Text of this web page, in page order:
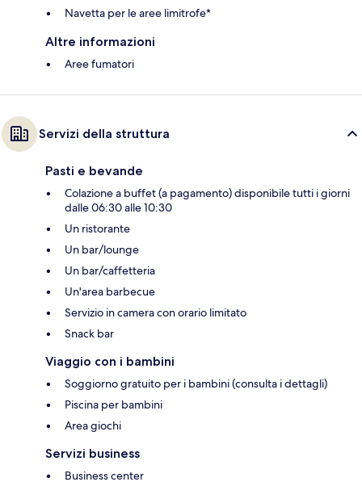
Navetta per le aree limitrofe*
Altre informazioni
Aree fumatori
Servizi della struttura
Pasti e bevande
Colazione a buffet (a pagamento) disponibile tutti i giorni
dalle 06:30 alle 10:30
Un ristorante
Un bar/lounge
Un bar/caffetteria
Un'area barbecue
Servizio in camera con orario limitato
Snack bar
Viaggio con i bambini
Soggiorno gratuito per i bambini (consulta i dettagli)
Piscina per bambini
Area giochi
Servizi business
Business center